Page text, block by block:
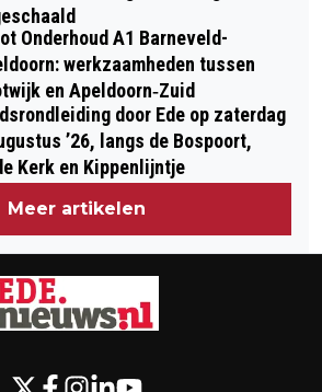
Onderhoud A1 Barneveld-
werkzaamheden tussen
en Apeldoorn‐Zuid
door Ede op zaterdag
’26, langs de Bospoort,
Kerk en Kippenlijntje
Meer artikelen